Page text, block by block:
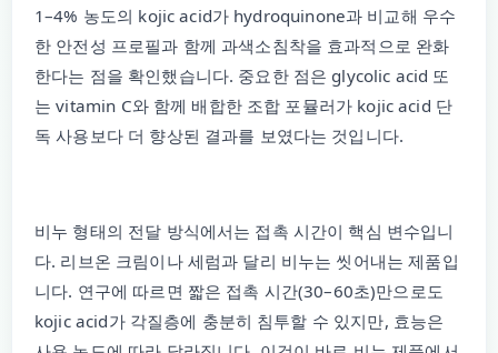
1–4% 농도의 kojic acid가 hydroquinone과 비교해 우수
한 안전성 프로필과 함께 과색소침착을 효과적으로 완화
한다는 점을 확인했습니다. 중요한 점은 glycolic acid 또
는 vitamin C와 함께 배합한 조합 포뮬러가 kojic acid 단
독 사용보다 더 향상된 결과를 보였다는 것입니다.
비누 형태의 전달 방식에서는 접촉 시간이 핵심 변수입니
다. 리브온 크림이나 세럼과 달리 비누는 씻어내는 제품입
니다. 연구에 따르면 짧은 접촉 시간(30–60초)만으로도
kojic acid가 각질층에 충분히 침투할 수 있지만, 효능은